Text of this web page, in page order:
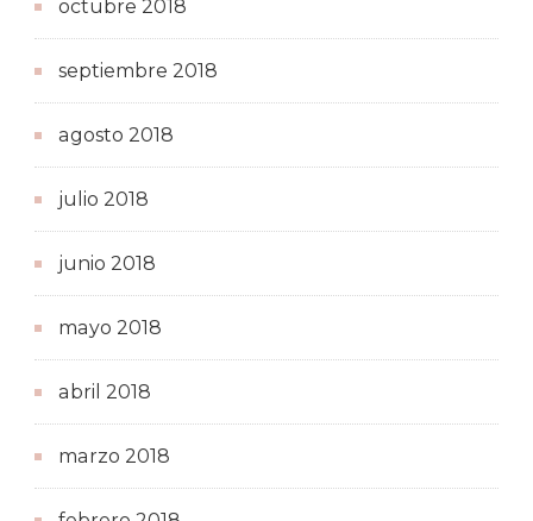
octubre 2018
septiembre 2018
agosto 2018
julio 2018
junio 2018
mayo 2018
abril 2018
marzo 2018